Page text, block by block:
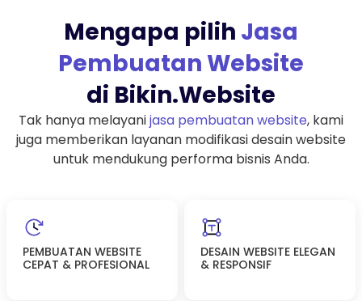
Mengapa pilih Jasa
Pembuatan Website
di Bikin.Website
Tak hanya melayanijasa pembuatan website, kami
juga memberikan layanan modifikasi desain website
untuk mendukung performa bisnis Anda.
PEMBUATAN WEBSITE
CEPAT & PROFESIONAL
DESAIN WEBSITE ELEGAN
& RESPONSIF